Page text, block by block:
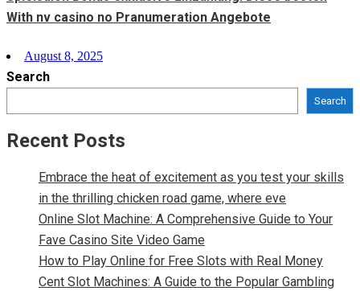
With nv casino no Pranumeration Angebote
Posted
on
August 8, 2025
Search
Search
Recent Posts
Embrace the heat of excitement as you test your skills
in the thrilling chicken road game, where eve
Online Slot Machine: A Comprehensive Guide to Your
Fave Casino Site Video Game
How to Play Online for Free Slots with Real Money
Cent Slot Machines: A Guide to the Popular Gambling